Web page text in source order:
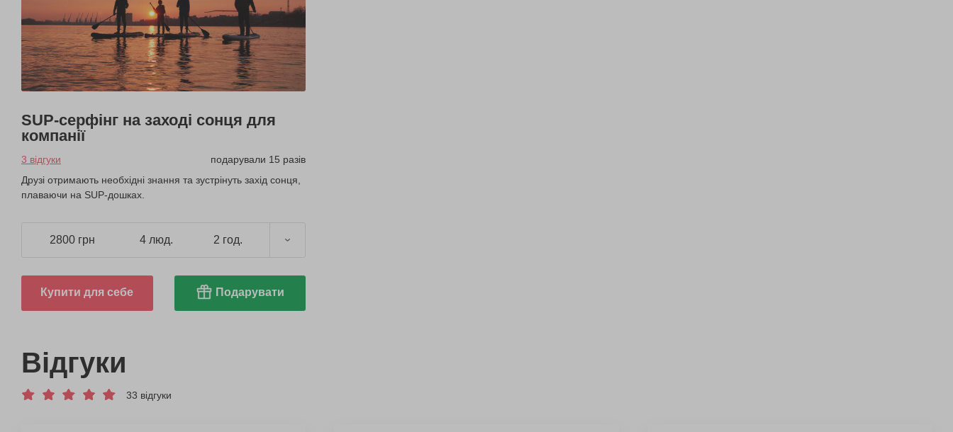
SUP-серфінг на заході сонця для
компанії
3 відгуки
подарували 15 разів
Друзі отримають необхідні знання та зустрінуть захід сонця,
плаваючи на SUP-дошках.
2800 грн 4 люд. 2 год.
Купити для себе Подарувати
Відгуки
33 відгуки